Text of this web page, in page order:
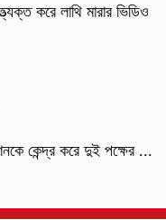
করে লাথি মারার ভিডিও
কেন্দ্র করে দুই পক্ষের ...